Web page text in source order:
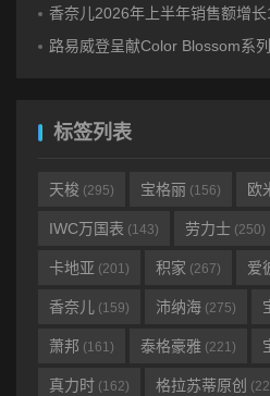
香奈儿2026年上半年销售额增长
路易威登呈献Color Blossom系
标签列表
天梭 (295) 宝格丽 (156) 欧
IWC万国表 (143) 劳力士 (250)
卡地亚 (201) 积家 (267) 爱
香奈儿 (159) 沛纳海 (275)
萧邦 (161) 泰格豪雅 (221)
真力时 (162) 格拉苏蒂原创